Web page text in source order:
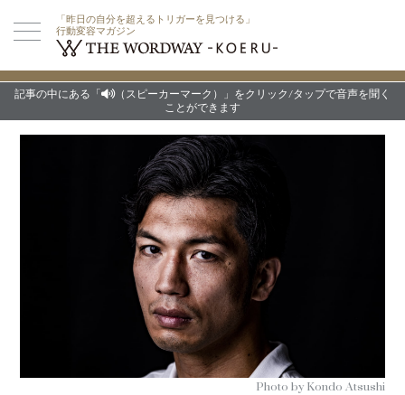
「昨日の自分を超えるトリガーを見つける」
行動変容マガジン
記事の中にある「
（スピーカーマーク）」をクリック/タップで音声を聞く
ことができます
Photo by Kondo Atsushi